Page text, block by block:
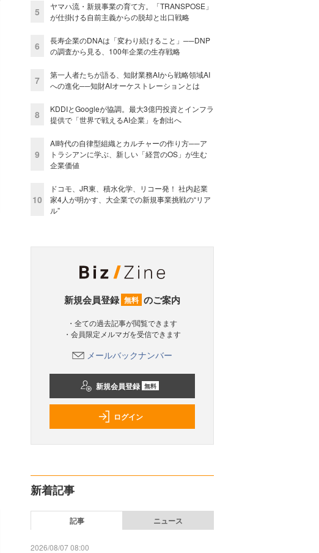
5
ヤマハ流・新規事業の育て方。「TRANSPOSE」
が仕掛ける自前主義からの脱却と出口戦略
6
長寿企業のDNAは「変わり続けること」──DNP
の調査から見る、100年企業の生存戦略
7
第一人者たちが語る、知財業務AIから戦略領域AI
への進化──知財AIオーケストレーションとは
8
KDDIとGoogleが協調。最大3億円投資とインフラ
提供で「世界で戦えるAI企業」を創出へ
9
AI時代の自律型組織とカルチャーの作り方──ア
トラシアンに学ぶ、新しい「経営のOS」が生む
企業価値
10
ドコモ、JR東、積水化学、リコー発！ 社内起業
家4人が明かす、大企業での新規事業挑戦の“リア
ル”
新規会員登録 無料 のご案内
・全ての過去記事が閲覧できます
・会員限定メルマガを受信できます
メールバックナンバー
新規会員登録 無料
ログイン
新着記事
記事 ニュース
2026/08/07 08:00